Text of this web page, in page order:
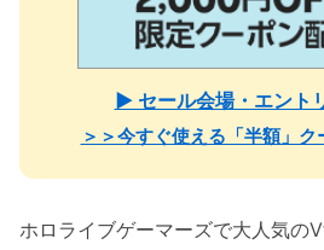
▶ セール会場・エント
＞＞今すぐ使える「半額」ク
ホロライブゲーマーズで大人気の